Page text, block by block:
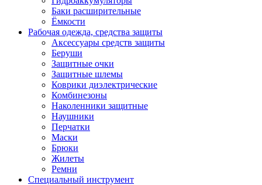
Баки расширительные
Ёмкости
Рабочая одежда, средства защиты
Аксессуары средств защиты
Беруши
Защитные очки
Защитные шлемы
Коврики диэлектрические
Комбинезоны
Наколенники защитные
Наушники
Перчатки
Маски
Брюки
Жилеты
Ремни
Специальный инструмент